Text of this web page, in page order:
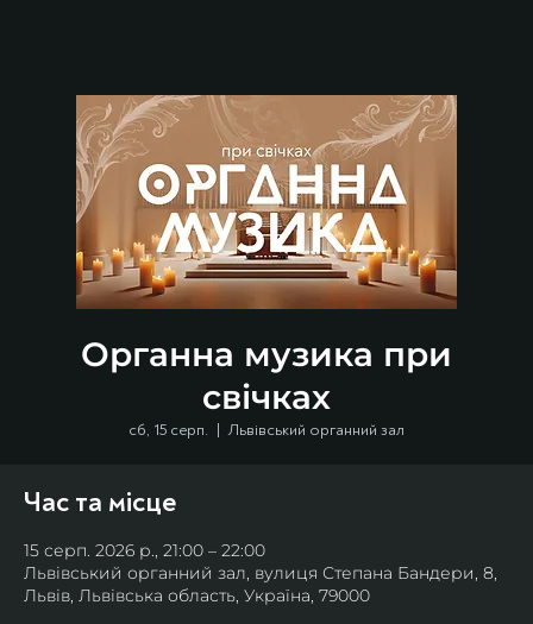
Органна музика при
свічках
сб, 15 серп.
  |
Львівський органний зал
Час та місце
15 серп. 2026 р., 21:00 – 22:00
Львівський органний зал, вулиця Степана Бандери, 8,
Львів, Львівська область, Україна, 79000